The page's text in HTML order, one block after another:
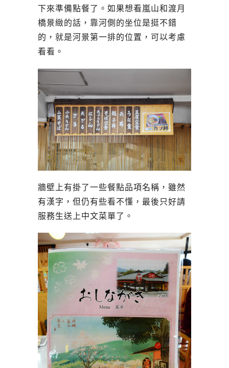
下來準備點餐了。如果想看嵐山和渡月
橋景緻的話，靠河側的坐位是挺不錯
的，就是河景第一排的位置，可以考慮
看看。
牆壁上有掛了一些餐點品項名稱，雖然
有漢字，但仍有些看不懂，最後只好請
服務生送上中文菜單了。